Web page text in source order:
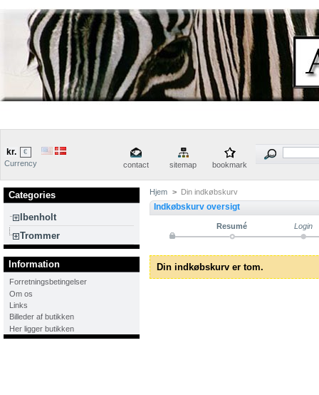
kr. €
Currency contact sitemap bookmark
Categories
Ibenholt
Trommer
Information
Forretningsbetingelser
Om os
Links
Billeder af butikken
Her ligger butikken
Hjem > Din indkøbskurv
Indkøbskurv oversigt
Resumé Login
Din indkøbskurv er tom.